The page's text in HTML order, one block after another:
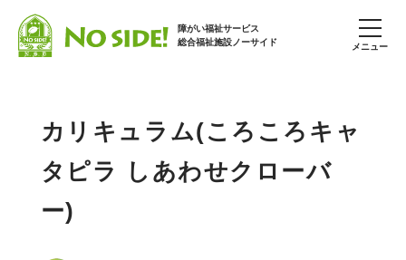
障がい福祉サービス
総合福祉施設ノーサイド
メニュー
カリキュラム(ころころキャ
タピラ しあわせクローバ
ー)